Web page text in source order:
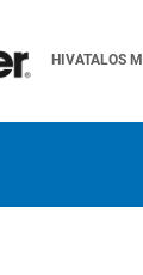
HIVATALOS